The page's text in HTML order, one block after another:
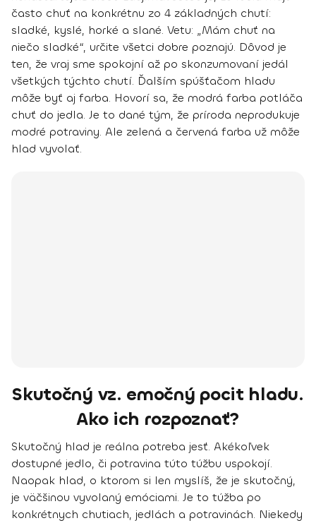
často chuť na konkrétnu zo 4 základných chutí:
sladké, kyslé, horké a slané. Vetu: „Mám chuť na
niečo sladké“, určite všetci dobre poznajú. Dôvod je
ten, že vraj sme spokojní až po skonzumovaní jedál
všetkých týchto chutí. Ďalším spúšťačom hladu
môže byť aj farba. Hovorí sa, že modrá farba potláča
chuť do jedla. Je to dané tým, že príroda neprodukuje
modré potraviny. Ale zelená a červená farba už môže
hlad vyvolať.
Skutočný vz. emočný pocit hladu.
Ako ich rozpoznať?
Skutočný hlad je reálna potreba jesť. Akékoľvek
dostupné jedlo, či potravina túto túžbu uspokojí.
Naopak hlad, o ktorom si len myslíš, že je skutočný,
je väčšinou vyvolaný emóciami. Je to túžba po
konkrétnych chutiach, jedlách a potravinách. Niekedy